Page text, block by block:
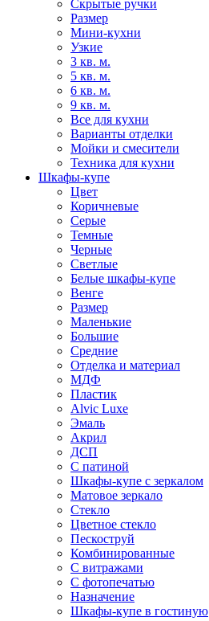
Скрытые ручки
Размер
Мини-кухни
Узкие
3 кв. м.
5 кв. м.
6 кв. м.
9 кв. м.
Все для кухни
Варианты отделки
Мойки и смесители
Техника для кухни
Шкафы-купе
Цвет
Коричневые
Серые
Темные
Черные
Светлые
Белые шкафы-купе
Венге
Размер
Маленькие
Большие
Средние
Отделка и материал
МДФ
Пластик
Alvic Luxe
Эмаль
Акрил
ДСП
С патиной
Шкафы-купе с зеркалом
Матовое зеркало
Стекло
Цветное стекло
Пескоструй
Комбинированные
С витражами
С фотопечатью
Назначение
Шкафы-купе в гостиную